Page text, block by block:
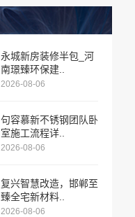
永城新房装修半包_河
南璟臻环保建..
2026-08-06
句容慕新不锈钢团队卧
室施工流程详..
2026-08-06
复兴智慧改造，邯郸至
臻全宅新材料..
2026-08-06